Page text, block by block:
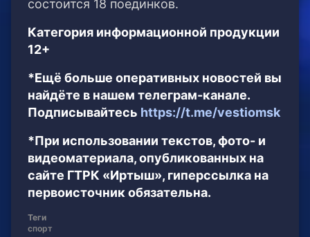
состоится 18 поединков.
Категория информационной продукции
12+
*Ещё больше оперативных новостей вы
найдёте в нашем телеграм-канале.
Подписывайтесь https://t.me/vestiomsk
*При использовании текстов, фото- и
видеоматериала, опубликованных на
сайте ГТРК «Иртыш», гиперссылка на
первоисточник обязательна.
Теги
спорт